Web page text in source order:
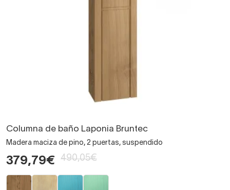
Columna de baño Laponia Bruntec
Madera maciza de pino, 2 puertas, suspendido
379,79€ 490,05€